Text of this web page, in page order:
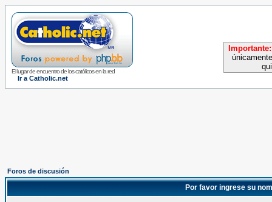
El lugar de encuentro de los católicos en la red
Ir a Catholic.net
Importante:
Foros de discusión
Por favor ingrese su